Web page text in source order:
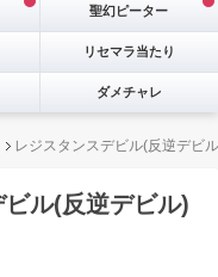
聖幻ピーター
リセマラ当たり
ダメチャレ
レジスタンスデビル(反逆デビ
ビル(反逆デビル)